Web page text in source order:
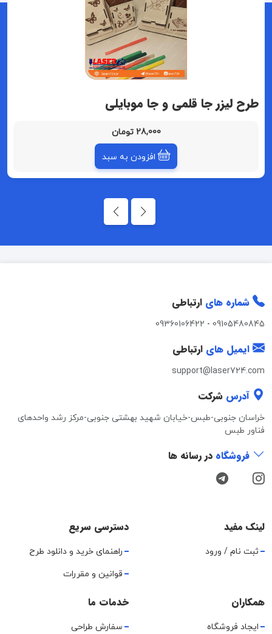
طرح لیزر جا قلمی و جا موبایلی
28,000 تومان
افزودن به سبد
شماره های ارتباطی
09105480845
-
09360106422
ایمیل های ارتباطی
support@laser724.com
آدرس شرکت
خراسان جنوبی-طبس-خیابان شهید بهشتی جنوبی-مرکز رشد واحدهای
فناور طبس
فروشگاه در رسانه ها
لینک مفید
ثبت نام / ورود
دسترسی سریع
راهنمای خرید و دانلود طرح
قوانین و مقررات
همکاران
ایجاد فروشگاه
خدمات ما
سفارش طراحی